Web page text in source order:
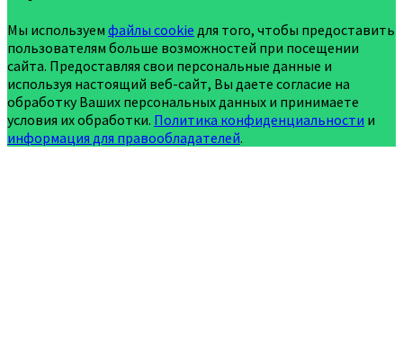
Мы используем файлы cookie для того, чтобы предоставить
пользователям больше возможностей при посещении
сайта. Предоставляя свои персональные данные и
используя настоящий веб-сайт, Вы даете согласие на
обработку Ваших персональных данных и принимаете
условия их обработки. Политика конфиденциальности и
информация для правообладателей.